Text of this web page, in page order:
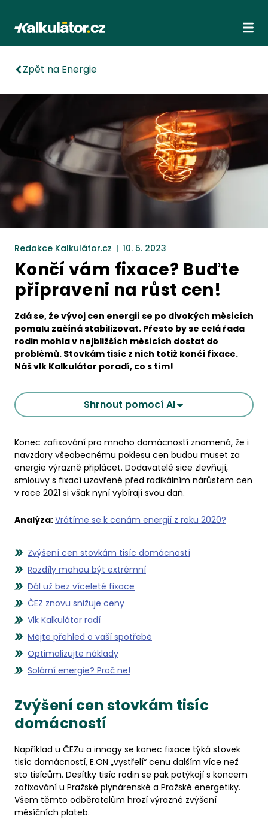
Kalkulátor.cz
Zpět na Energie
Redakce Kalkulátor.cz | 10. 5. 2023
Končí vám fixace? Buďte
připraveni na růst cen!
Zdá se, že vývoj cen energií se po divokých měsících
pomalu začíná stabilizovat. Přesto by se celá řada
rodin mohla v nejbližších měsících dostat do
problémů. Stovkám tisíc z nich totiž končí fixace.
Náš vlk Kalkulátor poradí, co s tím!
Shrnout pomocí AI
Konec zafixování pro mnoho domácností znamená, že i
navzdory všeobecnému poklesu cen budou muset za
energie výrazně připlácet. Dodavatelé sice zlevňují,
smlouvy s fixací uzavřené před radikálním nárůstem cen
v roce 2021 si však nyní vybírají svou daň.
Analýza:Vrátíme se k cenám energií z roku 2020?
Zvýšení cen stovkám tisíc domácností
Rozdíly mohou být extrémní
Dál už bez víceleté fixace
ČEZ znovu snižuje ceny
Vlk Kalkulátor radí
Mějte přehled o vaší spotřebě
Optimalizujte náklady
Solární energie? Proč ne!
Zvýšení cen stovkám tisíc
domácností
Například u ČEZu a innogy se konec fixace týká stovek
tisíc domácností, E.ON „vystřelí“ cenu dalším více než
sto tisícům. Desítky tisíc rodin se pak potýkají s koncem
zafixování u Pražské plynárenské a Pražské energetiky.
Všem těmto odběratelům hrozí výrazné zvýšení
měsíčních plateb.